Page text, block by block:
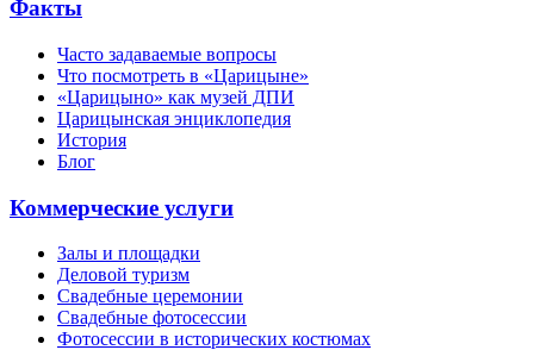
Факты
Часто задаваемые вопросы
Что посмотреть в «Царицыне»
«Царицыно» как музей ДПИ
Царицынская энциклопедия
История
Блог
Коммерческие услуги
Залы и площадки
Деловой туризм
Свадебные церемонии
Свадебные фотосессии
Фотосессии в исторических костюмах